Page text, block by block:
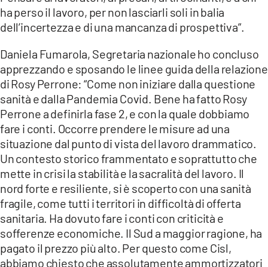
ha perso il lavoro, per non lasciarli soli in balia
dell’incertezza e di una mancanza di prospettiva”.
Daniela Fumarola, Segretaria nazionale ho concluso
apprezzando e sposando le linee guida della relazione
di Rosy Perrone: “Come non iniziare dalla questione
sanità e dalla Pandemia Covid. Bene ha fatto Rosy
Perrone a definirla fase 2, e con la quale dobbiamo
fare i conti. Occorre prendere le misure ad una
situazione dal punto di vista del lavoro drammatico.
Un contesto storico frammentato e soprattutto che
mette in crisi la stabilità e la sacralità del lavoro. Il
nord forte e resiliente, si è scoperto con una sanità
fragile, come tutti i territori in difficoltà di offerta
sanitaria. Ha dovuto fare i conti con criticità e
sofferenze economiche. Il Sud a maggior ragione, ha
pagato il prezzo più alto. Per questo come Cisl,
abbiamo chiesto che assolutamente ammortizzatori